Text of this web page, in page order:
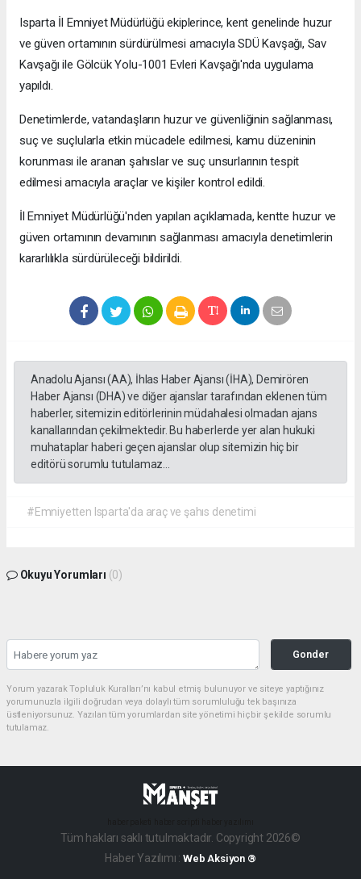
Isparta İl Emniyet Müdürlüğü ekiplerince, kent genelinde huzur
ve güven ortamının sürdürülmesi amacıyla SDÜ Kavşağı, Sav
Kavşağı ile Gölcük Yolu-1001 Evleri Kavşağı'nda uygulama
yapıldı.
Denetimlerde, vatandaşların huzur ve güvenliğinin sağlanması,
suç ve suçlularla etkin mücadele edilmesi, kamu düzeninin
korunması ile aranan şahıslar ve suç unsurlarının tespit
edilmesi amacıyla araçlar ve kişiler kontrol edildi.
İl Emniyet Müdürlüğü'nden yapılan açıklamada, kentte huzur ve
güven ortamının devamının sağlanması amacıyla denetimlerin
kararlılıkla sürdürüleceği bildirildi.
Anadolu Ajansı (AA), İhlas Haber Ajansı (İHA), Demirören
Haber Ajansı (DHA) ve diğer ajanslar tarafından eklenen tüm
haberler, sitemizin editörlerinin müdahalesi olmadan ajans
kanallarından çekilmektedir. Bu haberlerde yer alan hukuki
muhataplar haberi geçen ajanslar olup sitemizin hiç bir
editörü sorumlu tutulamaz...
#Emniyetten Isparta'da araç ve şahıs denetimi
Okuyu Yorumları (0)
Gonder
Yorum yazarak Topluluk Kuralları’nı kabul etmiş bulunuyor ve siteye yaptığınız
yorumunuzla ilgili doğrudan veya dolaylı tüm sorumluluğu tek başınıza
üstleniyorsunuz. Yazılan tüm yorumlardan site yönetimi hiçbir şekilde sorumlu
tutulamaz.
Tüm hakları saklı tutulmaktadır. Copyright 2026©
Haber Yazılımı :Web Aksiyon ®